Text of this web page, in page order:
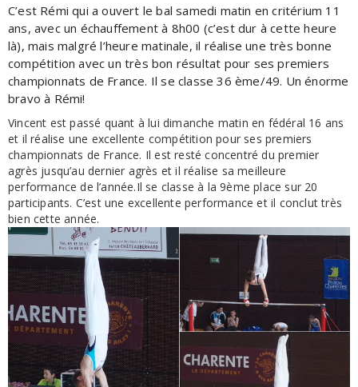
C’est Rémi qui a ouvert le bal samedi matin en critérium 11
ans, avec un échauffement à 8h00 (c’est dur à cette heure
là), mais malgré l’heure matinale, il réalise une très bonne
compétition avec un très bon résultat pour ses premiers
championnats de France. Il se classe 36 ème/49. Un énorme
bravo à Rémi!
Vincent est passé quant à lui dimanche matin en fédéral 16 ans
et il réalise une excellente compétition pour ses premiers
championnats de France. Il est resté concentré du premier
agrès jusqu’au dernier agrès et il réalise sa meilleure
performance de l’année.Il se classe à la 9ème place sur 20
participants. C’est une excellente performance et il conclut très
bien cette année.